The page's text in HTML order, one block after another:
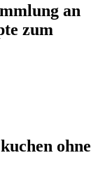
an
zum
kuchen ohne